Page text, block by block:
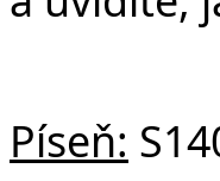
Píseň: